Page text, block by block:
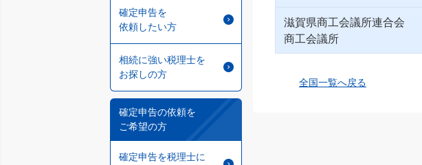
確定申告を
依頼したい方
相続に強い税理士を
お探しの方
確定申告の依頼を
ご希望の方
確定申告を税理士に
滋賀県商工会議所連合会
商工会議所
全国一覧へ戻る